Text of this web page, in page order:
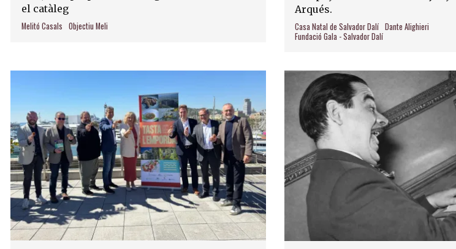
el catàleg
Melitó Casals Objectiu Meli
Arqués.
Casa Natal de Salvador Dalí Dante Alighieri
Fundació Gala - Salvador Dalí